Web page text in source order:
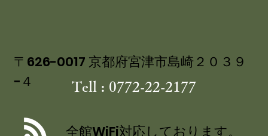
ルク 飯尾醸造 富士酢プレミアム使用
〒626-0017 京都府宮津市島崎２０３９
−４
Tell : 0772-22-2177
全館WiFi対応しております。